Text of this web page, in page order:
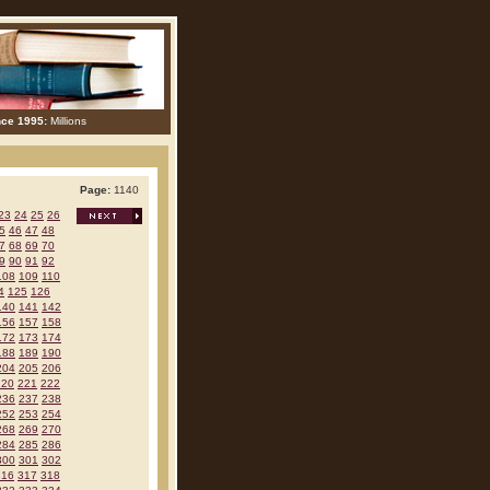
1995: Millions
Page: 1140
24 25 26
46 47 48
68 69 70
90 91 92
109 110
125 126
141 142
157 158
173 174
189 190
205 206
221 222
237 238
253 254
269 270
285 286
301 302
317 318